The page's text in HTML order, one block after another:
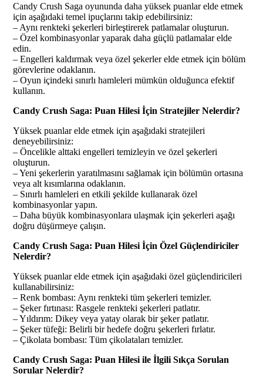
Candy Crush Saga oyununda daha yüksek puanlar elde etmek
için aşağıdaki temel ipuçlarını takip edebilirsiniz:
– Aynı renkteki şekerleri birleştirerek patlamalar oluşturun.
– Özel kombinasyonlar yaparak daha güçlü patlamalar elde
edin.
– Engelleri kaldırmak veya özel şekerler elde etmek için bölüm
görevlerine odaklanın.
– Oyun içindeki sınırlı hamleleri mümkün olduğunca efektif
kullanın.
Candy Crush Saga: Puan Hilesi İçin Stratejiler Nelerdir?
Yüksek puanlar elde etmek için aşağıdaki stratejileri
deneyebilirsiniz:
– Öncelikle alttaki engelleri temizleyin ve özel şekerleri
oluşturun.
– Yeni şekerlerin yaratılmasını sağlamak için bölümün ortasına
veya alt kısımlarına odaklanın.
– Sınırlı hamleleri en etkili şekilde kullanarak özel
kombinasyonlar yapın.
– Daha büyük kombinasyonlara ulaşmak için şekerleri aşağı
doğru düşürmeye çalışın.
Candy Crush Saga: Puan Hilesi İçin Özel Güçlendiriciler
Nelerdir?
Yüksek puanlar elde etmek için aşağıdaki özel güçlendiricileri
kullanabilirsiniz:
– Renk bombası: Aynı renkteki tüm şekerleri temizler.
– Şeker fırtınası: Rasgele renkteki şekerleri patlatır.
– Yıldırım: Dikey veya yatay olarak bir şeker patlatır.
– Şeker tüfeği: Belirli bir hedefe doğru şekerleri fırlatır.
– Çikolata bombası: Tüm çikolataları temizler.
Candy Crush Saga: Puan Hilesi ile İlgili Sıkça Sorulan
Sorular Nelerdir?